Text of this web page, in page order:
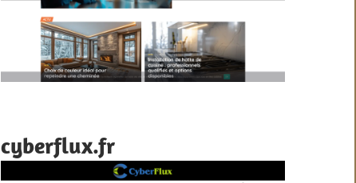
cyberflux.fr